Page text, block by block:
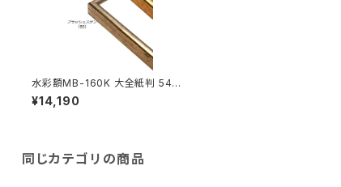
水彩額MB-160K 大全紙判 544
×726ミリ
¥14,190
同じカテゴリの商品